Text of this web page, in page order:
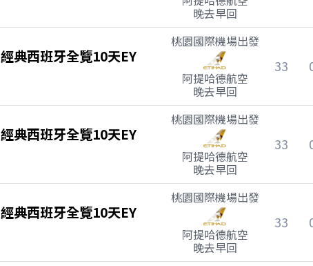
晚去早回
典西班牙全覽10天EY
桃園國際機場出發
阿提哈德航空
晚去早回
33
典西班牙全覽10天EY
桃園國際機場出發
阿提哈德航空
晚去早回
33
典西班牙全覽10天EY
桃園國際機場出發
阿提哈德航空
晚去早回
33